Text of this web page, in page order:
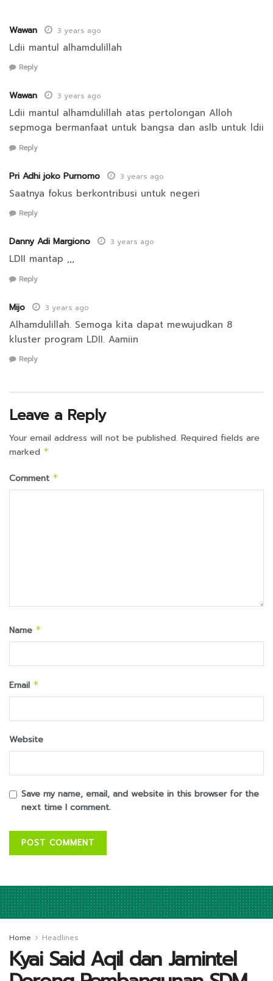
Wawan 3 years ago
Ldii mantul alhamdulillah
Reply
Wawan 3 years ago
Ldii mantul alhamdulillah atas pertolongan Alloh
sepmoga bermanfaat untuk bangsa dan aslb untuk ldii
Reply
Pri Adhi joko Purnomo 3 years ago
Saatnya fokus berkontribusi untuk negeri
Reply
Danny Adi Margiono 3 years ago
LDII mantap ,,,
Reply
Mijo 3 years ago
Alhamdulillah. Semoga kita dapat mewujudkan 8
kluster program LDII. Aamiin
Reply
Leave a Reply
Your email address will not be published. Required fields are
marked *
Comment *
Name *
Email *
Website
Save my name, email, and website in this browser for the
next time I comment.
Home Headlines
Kyai Said Aqil dan Jamintel